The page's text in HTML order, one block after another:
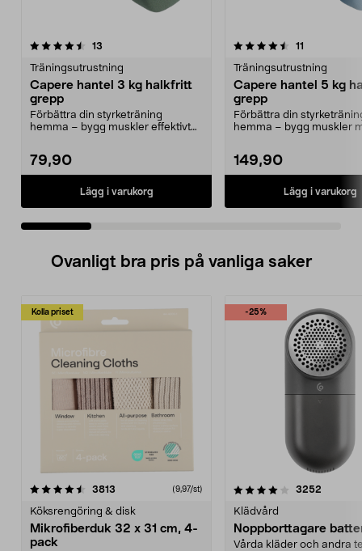
13
Träningsutrustning
Capere hantel 3 kg halkfritt
grepp
Förbättra din styrketräning
hemma – bygg muskler effektivt
79,90
Lägg i varukorg
4.5 av 5 stjärnor 11
Träningsutrustning
Capere hantel 5 kg
grepp
Förbättra din
hemma – bygg muskler
149,90
Lägg i varukorg
4.5 av 5 stjärnor
Ovanligt bra pris på vanliga saker
Kolla priset
3813 (9,97/st)
Köksrengöring & disk
Mikrofiberduk 32 x 31 cm, 4-
pack
-25%
4.0av 5 stjärnor 3252
Klädvård
Noppborttagare
Vårda kläder och andra
4.5av 5 stjärnor